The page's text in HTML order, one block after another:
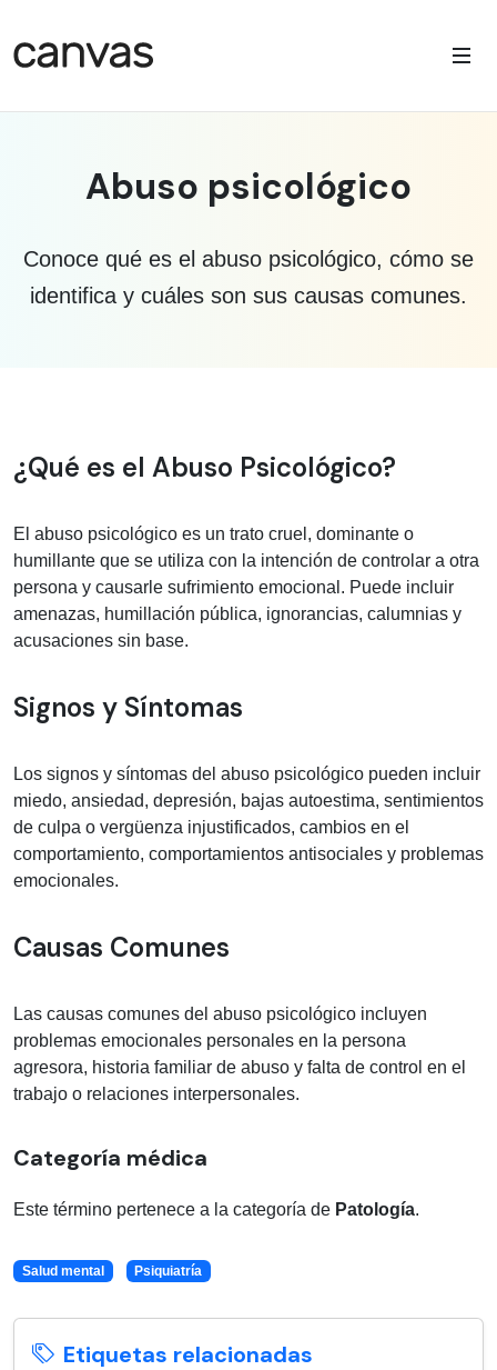
Abuso psicológico
Conoce qué es el abuso psicológico, cómo se
identifica y cuáles son sus causas comunes.
Información médica sobre Abuso
¿Qué es el Abuso Psicológico?
El abuso psicológico es un trato cruel, dominante o
humillante que se utiliza con la intención de controlar a otra
persona y causarle sufrimiento emocional. Puede incluir
amenazas, humillación pública, ignorancias, calumnias y
acusaciones sin base.
Signos y Síntomas
Los signos y síntomas del abuso psicológico pueden incluir
miedo, ansiedad, depresión, bajas autoestima, sentimientos
de culpa o vergüenza injustificados, cambios en el
comportamiento, comportamientos antisociales y problemas
emocionales.
Causas Comunes
Las causas comunes del abuso psicológico incluyen
problemas emocionales personales en la persona
agresora, historia familiar de abuso y falta de control en el
trabajo o relaciones interpersonales.
Categoría médica
Este término pertenece a la categoría de Patología.
Salud mental Psiquiatría
Etiquetas relacionadas